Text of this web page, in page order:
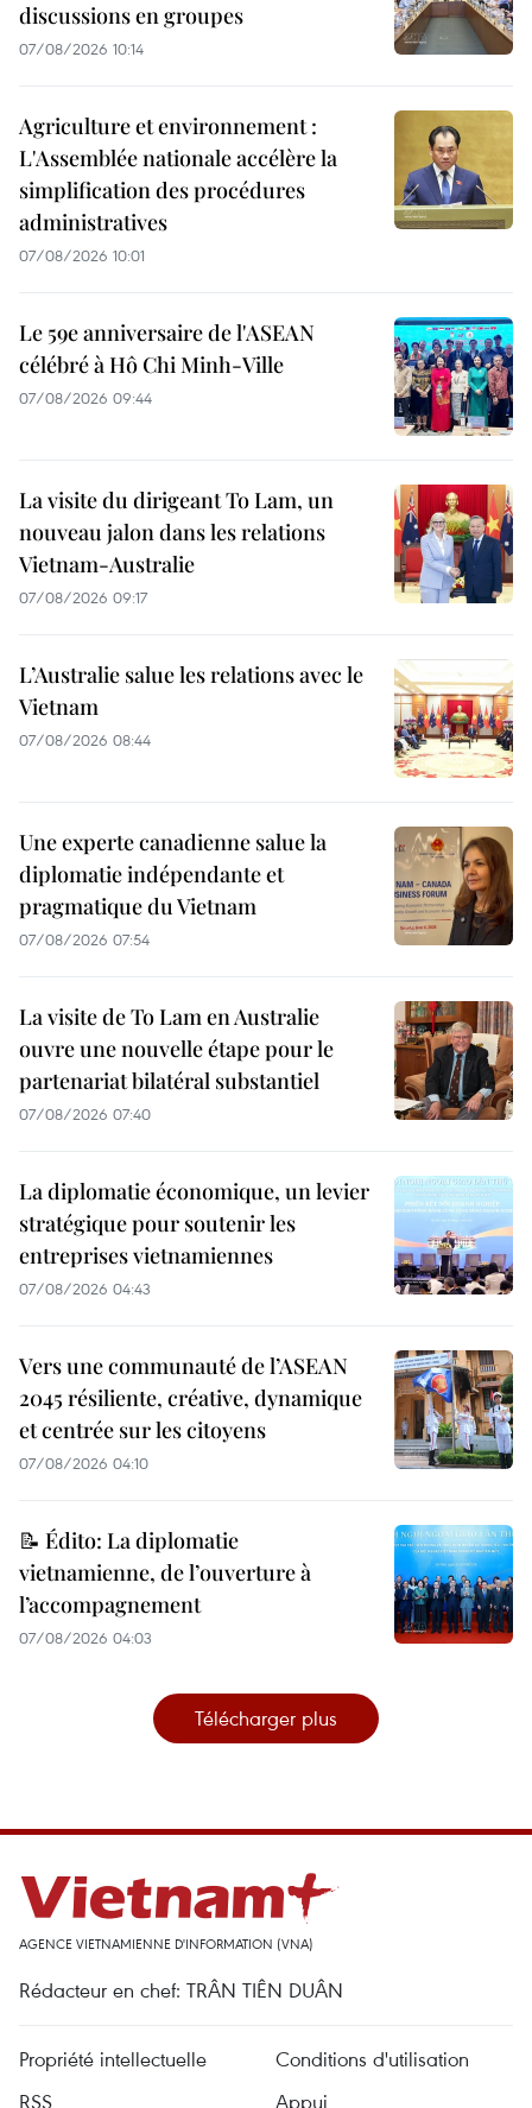
discussions en groupes
07/08/2026 10:14
Agriculture et environnement :
L'Assemblée nationale accélère la
simplification des procédures
administratives
07/08/2026 10:01
Le 59e anniversaire de l'ASEAN
célébré à Hô Chi Minh-Ville
07/08/2026 09:44
La visite du dirigeant To Lam, un
nouveau jalon dans les relations
Vietnam-Australie
07/08/2026 09:17
L’Australie salue les relations avec le
Vietnam
07/08/2026 08:44
Une experte canadienne salue la
diplomatie indépendante et
pragmatique du Vietnam
07/08/2026 07:54
La visite de To Lam en Australie
ouvre une nouvelle étape pour le
partenariat bilatéral substantiel
07/08/2026 07:40
La diplomatie économique, un levier
stratégique pour soutenir les
entreprises vietnamiennes
07/08/2026 04:43
Vers une communauté de l’ASEAN
2045 résiliente, créative, dynamique
et centrée sur les citoyens
07/08/2026 04:10
📝 Édito: La diplomatie
vietnamienne, de l’ouverture à
l’accompagnement
07/08/2026 04:03
Télécharger plus
AGENCE VIETNAMIENNE D'INFORMATION (VNA)
Rédacteur en chef: TRÂN TIÊN DUÂN
Propriété intellectuelle
Conditions d'utilisation
RSS
Appui